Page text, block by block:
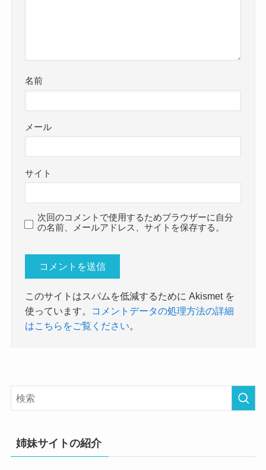
名前
メール
サイト
次回のコメントで使用するためブラウザーに自分
の名前、メールアドレス、サイトを保存する。
このサイトはスパムを低減するために Akismet を
使っています。
コメントデータの処理方法の詳細
はこちらをご覧ください
姉妹サイトの紹介